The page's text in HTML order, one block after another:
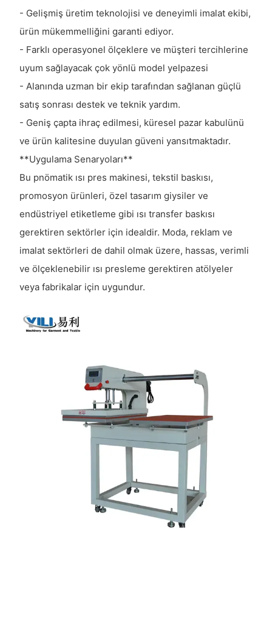
- Gelişmiş üretim teknolojisi ve deneyimli imalat ekibi,
ürün mükemmelliğini garanti ediyor.
- Farklı operasyonel ölçeklere ve müşteri tercihlerine
uyum sağlayacak çok yönlü model yelpazesi
- Alanında uzman bir ekip tarafından sağlanan güçlü
satış sonrası destek ve teknik yardım.
- Geniş çapta ihraç edilmesi, küresel pazar kabulünü
ve ürün kalitesine duyulan güveni yansıtmaktadır.
**Uygulama Senaryoları**
Bu pnömatik ısı pres makinesi, tekstil baskısı,
promosyon ürünleri, özel tasarım giysiler ve
endüstriyel etiketleme gibi ısı transfer baskısı
gerektiren sektörler için idealdir. Moda, reklam ve
imalat sektörleri de dahil olmak üzere, hassas, verimli
ve ölçeklenebilir ısı presleme gerektiren atölyeler
veya fabrikalar için uygundur.